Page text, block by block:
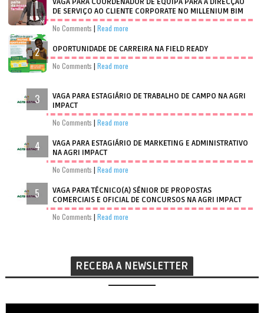
VAGA PARA COORDENADOR DE EQUIPA PARA A DIRECÇÃO
DE SERVIÇO AO CLIENTE CORPORATE NO MILLENIUM BIM
No Comments | Read more
OPORTUNIDADE DE CARREIRA NA FIELD READY
No Comments | Read more
VAGA PARA ESTAGIÁRIO DE TRABALHO DE CAMPO NA AGRI
IMPACT
No Comments | Read more
VAGA PARA ESTAGIÁRIO DE MARKETING E ADMINISTRATIVO
NA AGRI IMPACT
No Comments | Read more
VAGA PARA TÉCNICO(A) SÉNIOR DE PROPOSTAS
COMERCIAIS E OFICIAL DE CONCURSOS NA AGRI IMPACT
No Comments | Read more
RECEBA A NEWSLETTER